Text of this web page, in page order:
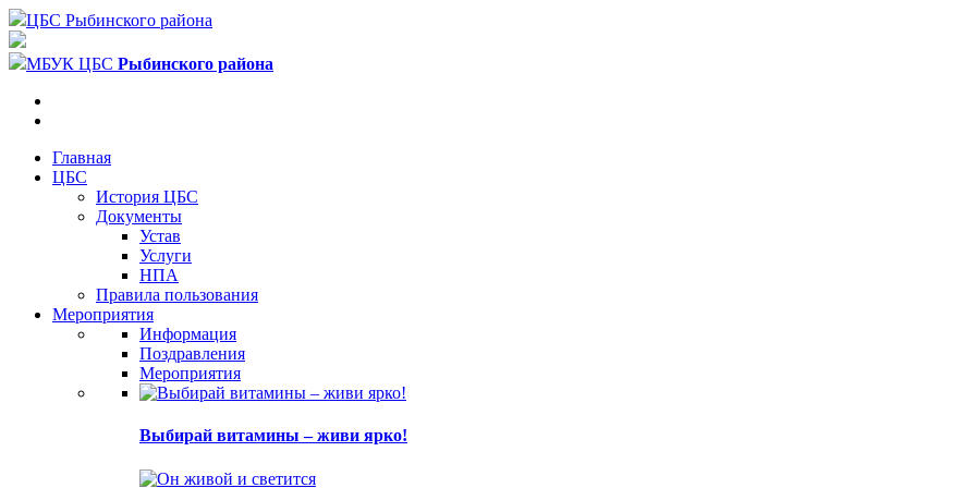
ЦБС Рыбинского района
МБУК ЦБС Рыбинского района
Главная
ЦБС
История ЦБС
Документы
Устав
Услуги
НПА
Правила пользования
Мероприятия
Информация
Поздравления
Мероприятия
Выбирай витамины – живи ярко!